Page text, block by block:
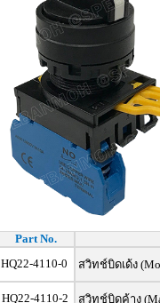
Part No.
HQ22-4110-0
สวิทช์บิดเด้ง
HQ22-4110-2 สวิทช์บิดค้าง